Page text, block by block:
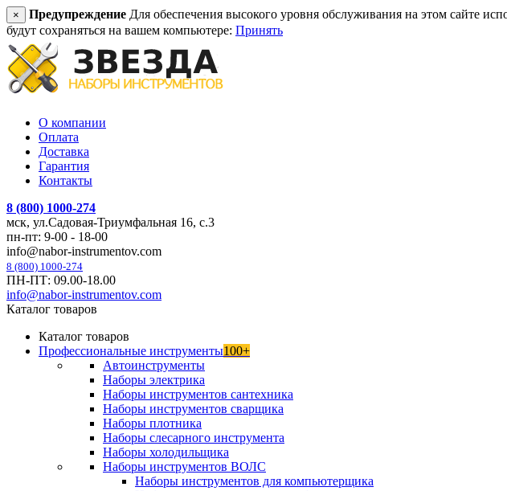
× Предупреждение Для обеспечения высокого уровня обслуживания на этом сайте
будут сохраняться на вашем компьютере: Принять
О компании
Оплата
Доставка
Гарантия
Контакты
8 (800) 1000-274
мск, ул.Садовая-Триумфальная 16, с.3
пн-пт: 9-00 - 18-00
info@nabor-instrumentov.com
8 (800) 1000-274
ПН-ПТ: 09.00-18.00
info@nabor-instrumentov.com
Каталог товаров
Каталог товаров
Профессиональные инструменты100+
Автоинструменты
Наборы электрика
Наборы инструментов сантехника
Наборы инструментов сварщика
Наборы плотника
Наборы слесарного инструмента
Наборы холодильщика
Наборы инструментов ВОЛС
Наборы инструментов для компьютерщика